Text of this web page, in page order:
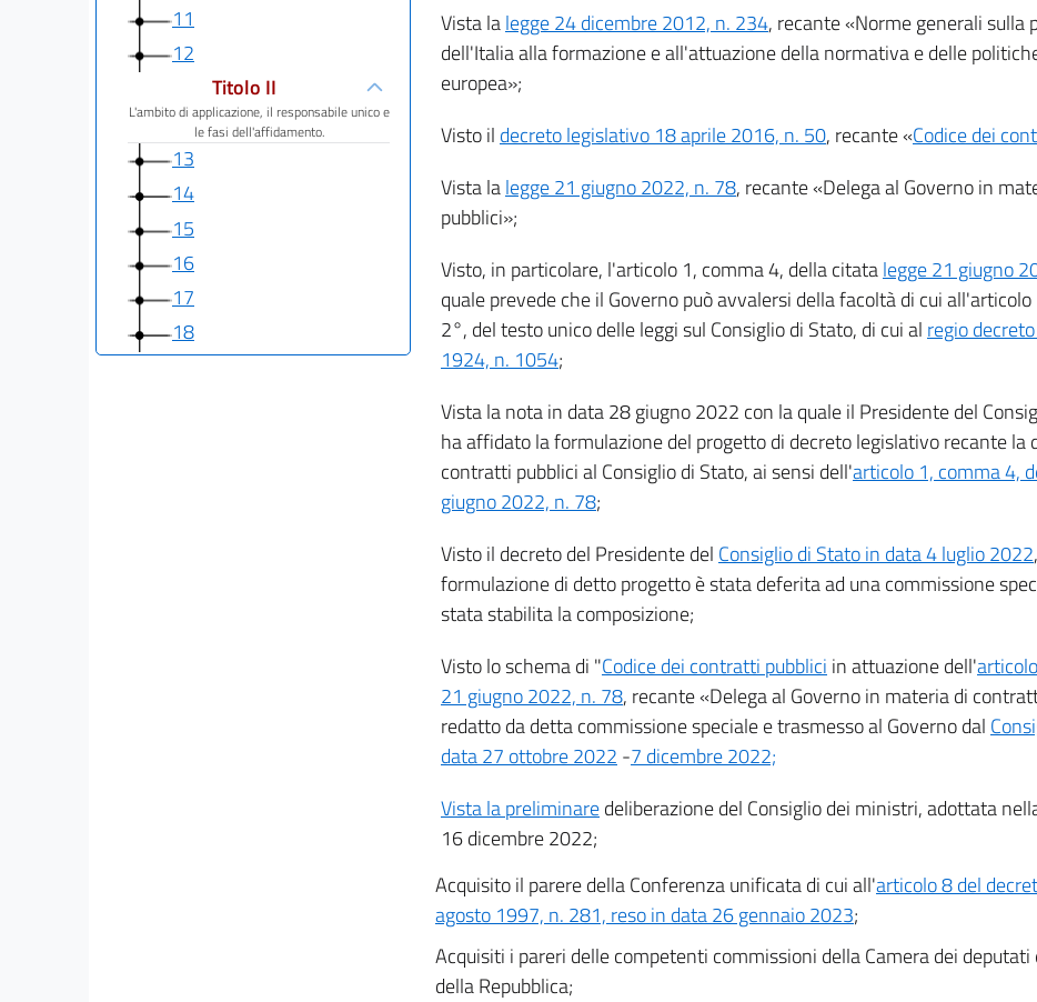
11
12
Titolo II
L'ambito di applicazione, il responsabile unico e
le fasi dell'affidamento.
13
14
15
16
17
18
Vista lalegge 24 dicembre 2012, n. 234, recante «Norme generali sulla
dell'Italia alla formazione e all'attuazione della normativa e delle
europea»;
Visto il decreto legislativo 18 aprile 2016, n. 50, recante «Codice dei
Vista lalegge 21 giugno 2022, n. 78, recante «Delega al Governo in
pubblici»;
Visto, in particolare, l'articolo 1, comma 4, della citatalegge 21 giugno
quale prevede che il Governo può avvalersi della facoltà di cui
2°, del testo unico delle leggi sul Consiglio di Stato, di cui al regio
1924, n. 1054;
Vista la nota in data 28 giugno 2022 con la quale il Presidente del
ha affidato la formulazione del progetto di decreto legislativo recante la
contratti pubblici al Consiglio di Stato, ai sensi dell'articolo 1, comma 4,
giugno 2022, n. 78;
Visto il decreto del Presidente del Consiglio di Stato in data 4 luglio 2022
formulazione di detto progetto è stata deferita ad una commissione
stata stabilita la composizione;
Visto lo schema di "Codice dei contratti pubblici in attuazione dell'
21 giugno 2022, n. 78, recante «Delega al Governo in materia di
redatto da detta commissione speciale e trasmesso al Governo dal
data 27 ottobre 2022 -7 dicembre 2022;
Vista la preliminaredeliberazione del Consiglio dei ministri, adottata
16 dicembre 2022;
Acquisito il parere della Conferenza unificata di cui all'articolo 8 del
agosto 1997, n. 281, reso in data 26 gennaio 2023;
Acquisiti i pareri delle competenti commissioni della Camera dei deputati
della Repubblica;